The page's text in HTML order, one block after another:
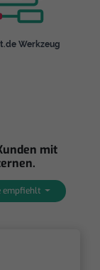
Werkzeug
mit
empfiehlt